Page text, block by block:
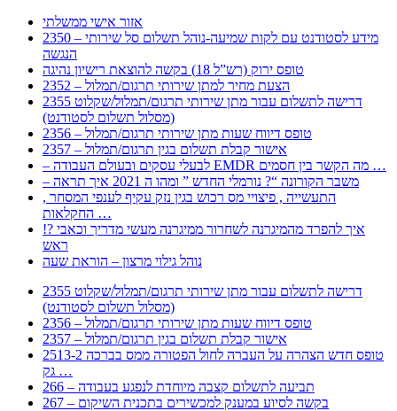
אזור אישי ממשלתי
2350 – מידע לסטודנט עם לקות שמיעה-נוהל תשלום סל שירותי
הנגשה
טופס ירוק (רש”ל 18) בקשה להוצאת רישיון נהיגה
2352 – הצעת מחיר למתן שירותי תרגום/תמלול
2355 דרישה לתשלום עבור מתן שירותי תרגום/תמלול/שקלוט
(מסלול תשלום לסטודנט)
2356 – טופס דיווח שעות מתן שירותי תרגום/תמלול
2357 – אישור קבלת תשלום בגין תרגום/תמלול
– לבעלי עסקים ובעולם העבודה EMDR מה הקשר בין חסמים …
– משבר הקורונה “? נורמלי החדש ” ומהו ה 2021 איך תראה
, התעשייה , פיצויי מס רכוש בגין נזק עקיף לענפי המסחר
החקלאות …
!? איך להפרד מהמיגרנה לשחרור ממיגרנה מעשי מדריך וכאבי
ראש
נוהל גילוי מרצון – הוראת שעה
2355 דרישה לתשלום עבור מתן שירותי תרגום/תמלול/שקלוט
(מסלול תשלום לסטודנט)
2356 – טופס דיווח שעות מתן שירותי תרגום/תמלול
2357 – אישור קבלת תשלום בגין תרגום/תמלול
2513-2 טופס חדש הצהרה על העברה לחול הפטורה ממס בברכה
גק …
266 – תביעה לתשלום קצבה מיוחדת לנפגע בעבודה
267 – בקשה לסיוע במענק למכשירים בתכנית השיקום